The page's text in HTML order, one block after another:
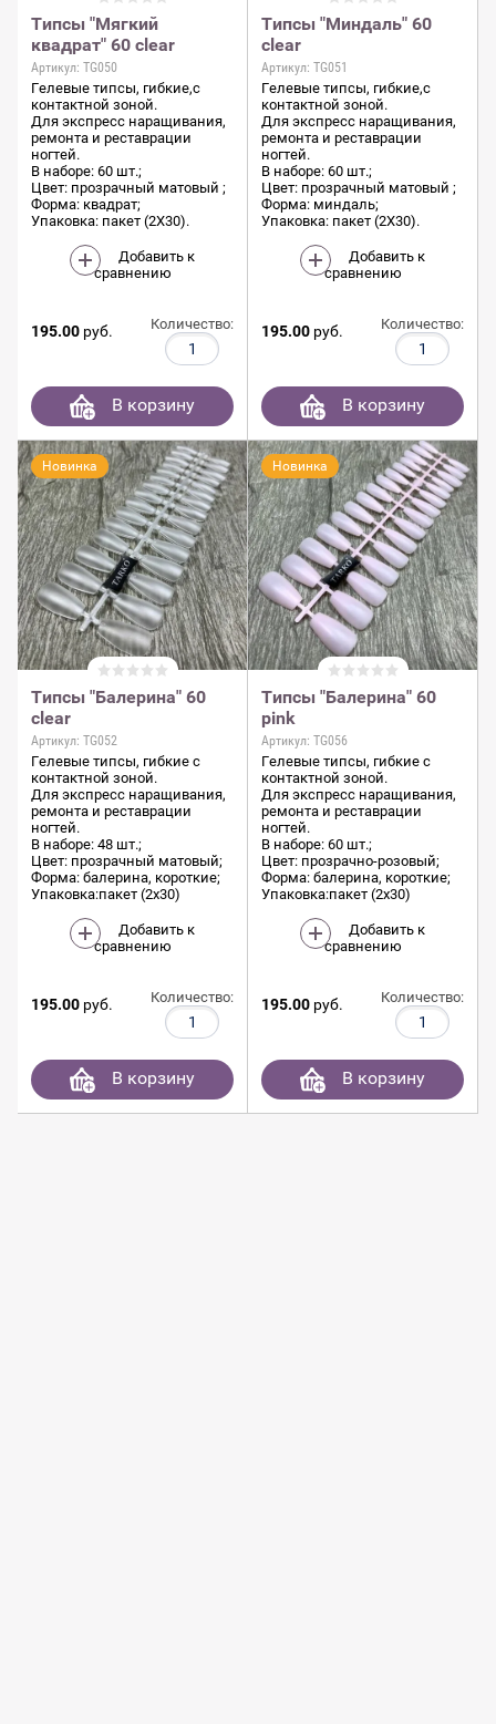
Типсы "Мягкий
квадрат" 60 clear
Артикул: TG050
Гелевые типсы, гибкие,с
контактной зоной.
Для экспресс наращивания,
ремонта и реставрации
ногтей.
В наборе: 60 шт.;
Цвет: прозрачный матовый ;
Форма: квадрат;
Упаковка: пакет (2Х30).
Добавить к
сравнению
195.00 руб. Количество:
В корзину
Типсы "Миндаль" 60
clear
Артикул: TG051
Гелевые типсы, гибкие,с
контактной зоной.
Для экспресс наращивания,
ремонта и реставрации
ногтей.
В наборе: 60 шт.;
Цвет: прозрачный матовый ;
Форма: миндаль;
Упаковка: пакет (2Х30).
Добавить к
сравнению
195.00 руб. Количество:
В корзину
Новинка
Типсы "Балерина" 60
clear
Артикул: TG052
Гелевые типсы, гибкие с
контактной зоной.
Для экспресс наращивания,
ремонта и реставрации
ногтей.
В наборе: 48 шт.;
Цвет: прозрачный матовый;
Форма: балерина, короткие;
Упаковка:пакет (2х30)
Добавить к
сравнению
195.00 руб. Количество:
В корзину
Новинка
Типсы "Балерина" 60
pink
Артикул: TG056
Гелевые типсы, гибкие с
контактной зоной.
Для экспресс наращивания,
ремонта и реставрации
ногтей.
В наборе: 60 шт.;
Цвет: прозрачно-розовый;
Форма: балерина, короткие;
Упаковка:пакет (2х30)
Добавить к
сравнению
195.00 руб. Количество:
В корзину